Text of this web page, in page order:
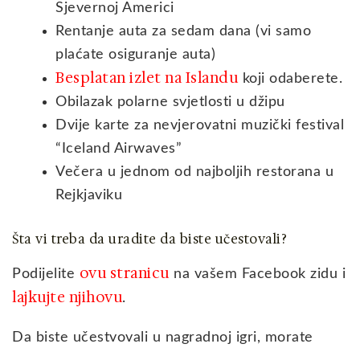
Sjevernoj Americi
Rentanje auta za sedam dana (vi samo
plaćate osiguranje auta)
Besplatan izlet naIslandu koji odaberete.
Obilazak polarne svjetlosti u džipu
Dvije karte za nevjerovatni muzički festival
“Iceland Airwaves”
Večera u jednom od najboljih restorana u
Rejkjaviku
Šta vi treba da uradite da biste učestovali?
Podijelite ovu stranicu na vašem Facebook zidu i
lajkujte njihovu.
Da biste učestvovali u nagradnoj igri, morate